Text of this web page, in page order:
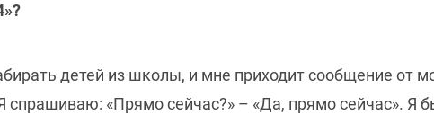
детей из школы, и мне приходит сообщение от
«Прямо сейчас?» – «Да, прямо сейчас». Я